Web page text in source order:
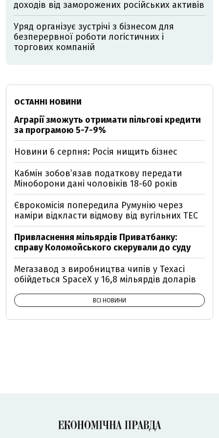
доходів від заморожених російських активів
Уряд організує зустрічі з бізнесом для
безперервної роботи логістичних і
торгових компаній
ОСТАННІ НОВИНИ
Аграрії зможуть отримати пільгові кредити
за програмою 5-7-9%
Новини 6 серпня: Росія нищить бізнес
Кабмін зобовʼязав податкову передати
Міноборони дані чоловіків 18-60 років
Єврокомісія попередила Румунію через
наміри відкласти відмову від вугільних ТЕС
Привласнення мільярдів Приватбанку:
справу Коломойського скерували до суду
Мегазавод з виробництва чипів у Техасі
обійдеться SpaceX у 16,8 мільярдів доларів
ВСІ НОВИНИ